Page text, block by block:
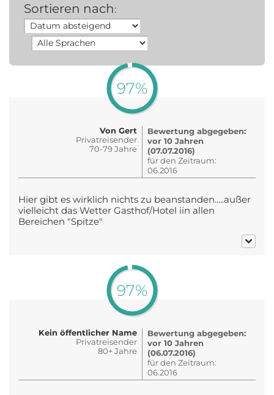
Sortieren nach:
97%
Von Gert
Privatreisender
70-79 Jahre
Bewertung abgegeben:
vor 10 Jahren
(07.07.2016)
für den Zeitraum:
06.2016
Hier gibt es wirklich nichts zu beanstanden.....außer
vielleicht das Wetter Gasthof/Hotel iin allen
Bereichen "Spitze"
97%
Kein öffentlicher Name
Privatreisender
80+ Jahre
Bewertung abgegeben:
vor 10 Jahren
(06.07.2016)
für den Zeitraum:
06.2016